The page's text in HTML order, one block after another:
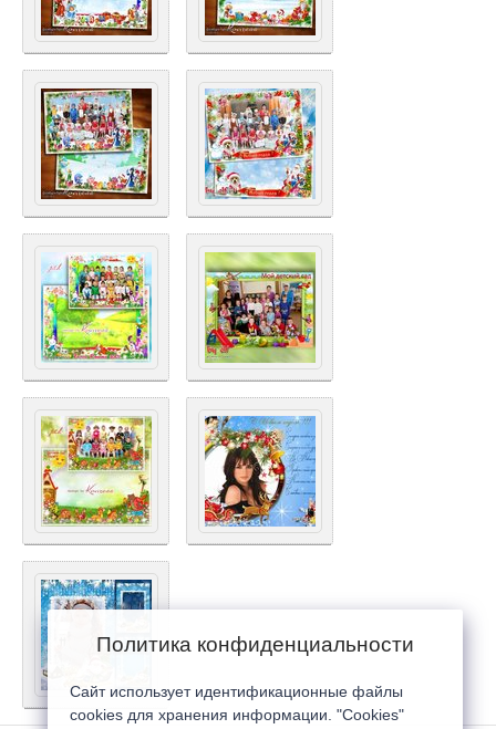
Политика конфиденциальности
Сайт использует идентификационные файлы
cookies для хранения информации. "Cookies"